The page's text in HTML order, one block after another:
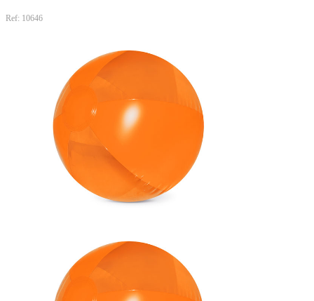
Ref: 10646